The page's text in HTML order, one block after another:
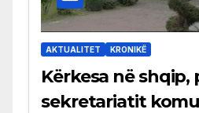
AKTUALITET KRONIKË
Kërkesa në shqip,
sekretariatit